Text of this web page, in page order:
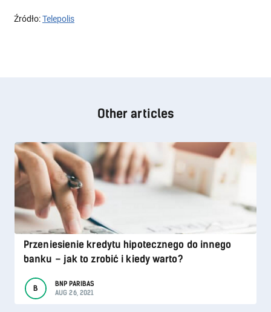
Źródło:Telepolis
Other articles
Przeniesienie kredytu hipotecznego do innego
banku – jak to zrobić i kiedy warto?
B
BNP PARIBAS
AUG 26, 2021